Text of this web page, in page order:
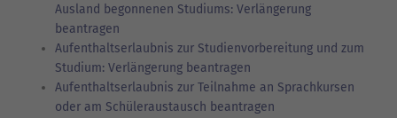
Ausland begonnenen Studiums: Verlängerung
beantragen
Aufenthaltserlaubnis zur Studienvorbereitung und zum
Studium: Verlängerung beantragen
Aufenthaltserlaubnis zur Teilnahme an Sprachkursen
oder am Schüleraustausch beantragen